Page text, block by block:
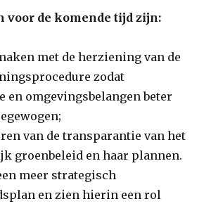
voor de komende tijd zijn:
met de herziening van de
zodat
en omgevingsbelangen beter
van de transparantie van het
groenbeleid en haar plannen.
meer strategisch
en zien hierin een rol